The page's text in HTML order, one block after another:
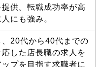
供。転職成功率が高
にも強み。
20代から40代までの
した店長職の求人を
プを目指す求職者に